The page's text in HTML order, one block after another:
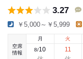
3.27
￥5,000～￥5,999
空席
情報
月
8/10
火
11